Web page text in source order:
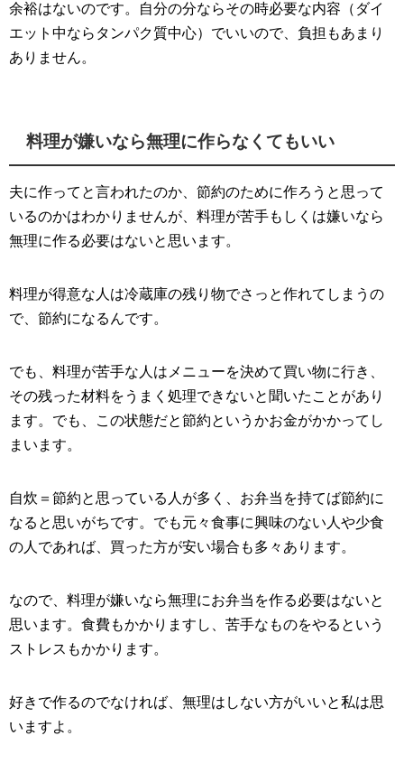
余裕はないのです。自分の分ならその時必要な内容（ダイ
エット中ならタンパク質中心）でいいので、負担もあまり
ありません。
料理が嫌いなら無理に作らなくてもいい
夫に作ってと言われたのか、節約のために作ろうと思って
いるのかはわかりませんが、料理が苦手もしくは嫌いなら
無理に作る必要はないと思います。
料理が得意な人は冷蔵庫の残り物でさっと作れてしまうの
で、節約になるんです。
でも、料理が苦手な人はメニューを決めて買い物に行き、
その残った材料をうまく処理できないと聞いたことがあり
ます。でも、この状態だと節約というかお金がかかってし
まいます。
自炊＝節約と思っている人が多く、お弁当を持てば節約に
なると思いがちです。でも元々食事に興味のない人や少食
の人であれば、買った方が安い場合も多々あります。
なので、料理が嫌いなら無理にお弁当を作る必要はないと
思います。食費もかかりますし、苦手なものをやるという
ストレスもかかります。
好きで作るのでなければ、無理はしない方がいいと私は思
いますよ。